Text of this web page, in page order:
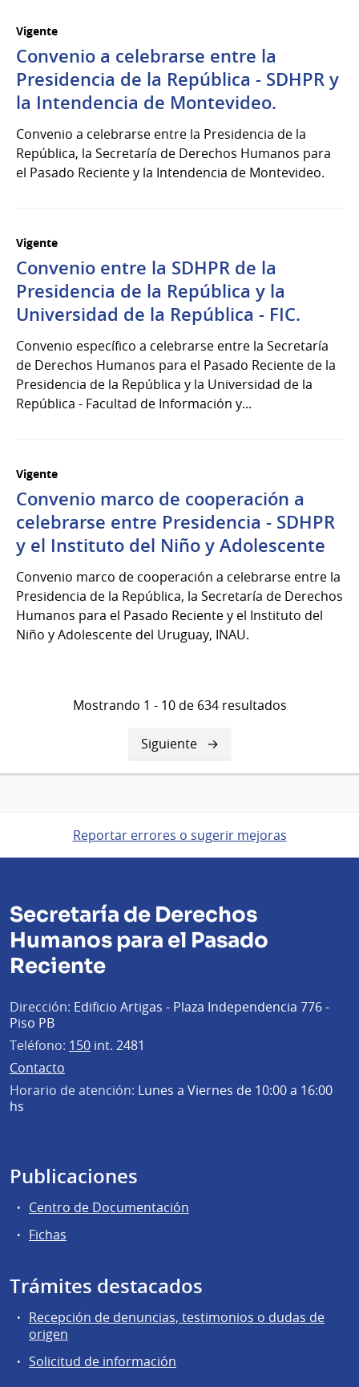
Vigente
Convenio a celebrarse entre la
Presidencia de la República - SDHPR y
la Intendencia de Montevideo.
Convenio a celebrarse entre la Presidencia de la
República, la Secretaría de Derechos Humanos para
el Pasado Reciente y la Intendencia de Montevideo.
Vigente
Convenio entre la SDHPR de la
Presidencia de la República y la
Universidad de la República - FIC.
Convenio específico a celebrarse entre la Secretaría
de Derechos Humanos para el Pasado Reciente de la
Presidencia de la República y la Universidad de la
República - Facultad de Información y...
Vigente
Convenio marco de cooperación a
celebrarse entre Presidencia - SDHPR
y el Instituto del Niño y Adolescente
Convenio marco de cooperación a celebrarse entre la
Presidencia de la República, la Secretaría de Derechos
Humanos para el Pasado Reciente y el Instituto del
Niño y Adolescente del Uruguay, INAU.
Mostrando 1 - 10 de 634 resultados
Siguiente
página
Siguiente
Reportar errores o sugerir mejoras
Secretaría de Derechos
Humanos para el Pasado
Reciente
Dirección: Edificio Artigas - Plaza Independencia 776 -
Piso PB
Teléfono: 150 int. 2481
Contacto
Horario de atención: Lunes a Viernes de 10:00 a 16:00
hs
Publicaciones
Centro de Documentación
Fichas
Trámites destacados
Recepción de denuncias, testimonios o dudas de
origen
Solicitud de información